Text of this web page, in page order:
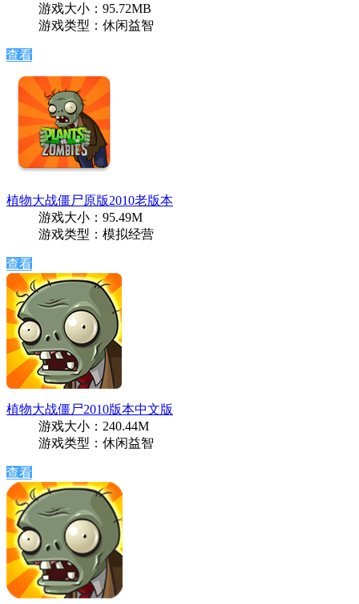
游戏大小：95.72MB
游戏类型：休闲益智
查看
植物大战僵尸原版2010老版本
游戏大小：95.49M
游戏类型：模拟经营
查看
植物大战僵尸2010版本中文版
游戏大小：240.44M
游戏类型：休闲益智
查看